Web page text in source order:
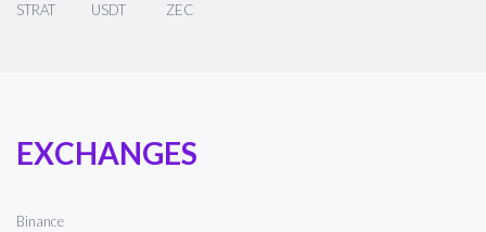
EXCHANGES
Binance
STRAT
USDT ZEC